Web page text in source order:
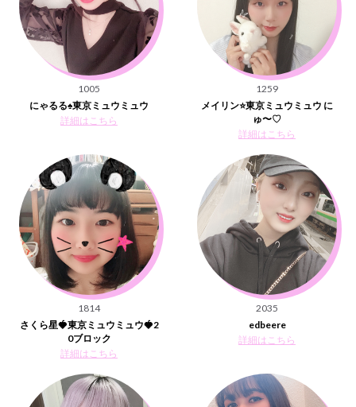
1005
にゃるる♠️東京ミュウミュウ
詳細はこちら
1259
メイリン⭐️東京ミュウミュウ に
ゅ〜♡
詳細はこちら
1814
さくら星🍓東京ミュウミュウ🍓2
0ブロック
詳細はこちら
2035
edbeere
詳細はこちら